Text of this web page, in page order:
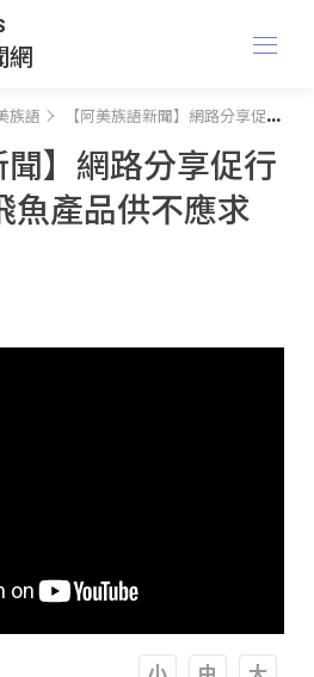
網
族語 【阿美族語新聞】網路分享促行銷 漁獲量減飛魚產品供不應求
聞】網路分享促行
魚產品供不應求